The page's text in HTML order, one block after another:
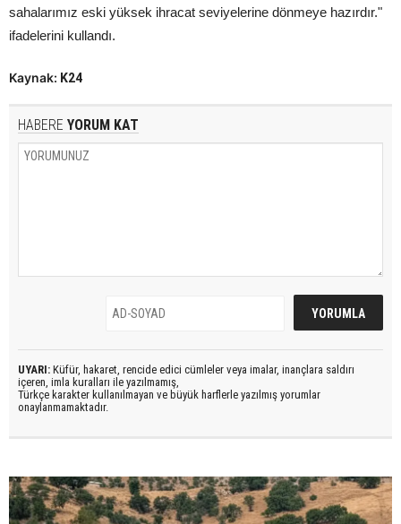
sahalarımız eski yüksek ihracat seviyelerine dönmeye hazırdır."
ifadelerini kullandı.
Kaynak: K24
HABERE YORUM KAT
UYARI: Küfür, hakaret, rencide edici cümleler veya imalar, inançlara saldırı
içeren, imla kuralları ile yazılmamış,
Türkçe karakter kullanılmayan ve büyük harflerle yazılmış yorumlar
onaylanmamaktadır.